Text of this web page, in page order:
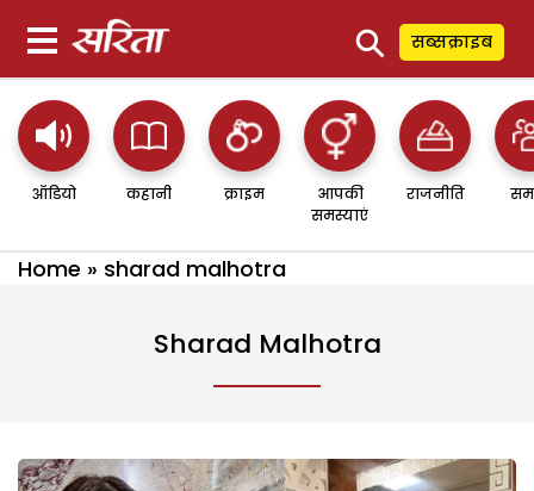
⚲ सब्सक्राइब
ऑडियो कहानी क्राइम
आपकी
समस्याएं
राजनीति
Home » sharad malhotra
Sharad Malhotra